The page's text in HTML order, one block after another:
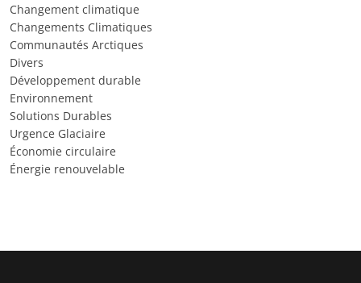
Changement climatique
Changements Climatiques
Communautés Arctiques
Divers
Développement durable
Environnement
Solutions Durables
Urgence Glaciaire
Économie circulaire
Énergie renouvelable